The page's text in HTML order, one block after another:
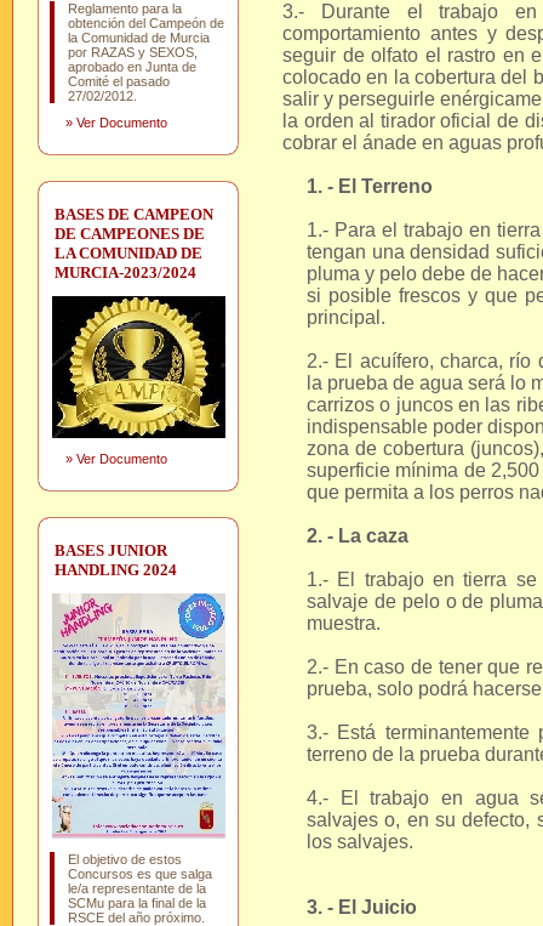
Reglamento para la
obtención del Campeón de
la Comunidad de Murcia
por RAZAS y SEXOS,
aprobado en Junta de
Comité el pasado
27/02/2012.
» Ver Documento
BASES DE CAMPEON
DE CAMPEONES DE
LA COMUNIDAD DE
MURCIA-2023/2024
» Ver Documento
BASES JUNIOR
HANDLING 2024
El objetivo de estos
Concursos es que salga
le/a representante de la
SCMu para la final de la
RSCE del año próximo.
3.- Durante el trabajo
comportamiento antes y
seguir de olfato el rastro en
colocado en la cobertura del
salir y perseguirle
la orden al tirador oficial de
cobrar el ánade en aguas
1. - El Terreno
1.- Para el trabajo en
tengan una densidad
pluma y pelo debe de
si posible frescos y que
principal.
2.- El acuífero, charca, río
la prueba de agua será lo
carrizos o juncos en las
indispensable poder
zona de cobertura
superficie mínima de
que permita a los perros
2. - La caza
1.- El trabajo en tierra
salvaje de pelo o de
muestra.
2.- En caso de tener que
prueba, solo podrá
3.- Está
terreno de la prueba
4.- El trabajo en agua
salvajes o, en su defecto,
los salvajes.
3. - El Juicio